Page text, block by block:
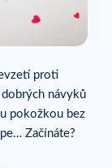
proti
návyků
pokožkou bez
Začínáte?